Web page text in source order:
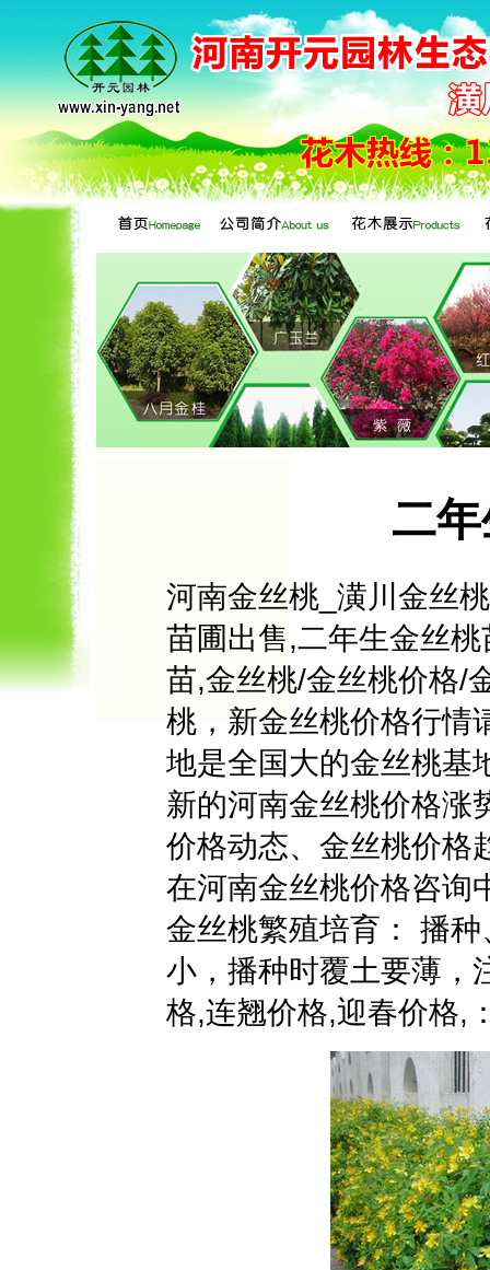
二
河南金丝桃_潢川金丝
苗圃出售,二年生金丝
苗,金丝桃/金丝桃价格/
桃，新金丝桃价格行情
地是全国大的金丝桃基
新的河南金丝桃价格涨
价格动态、金丝桃价格
在河南金丝桃价格咨询
金丝桃繁殖培育： 播
小，播种时覆土要薄，
格,连翘价格,迎春价格,